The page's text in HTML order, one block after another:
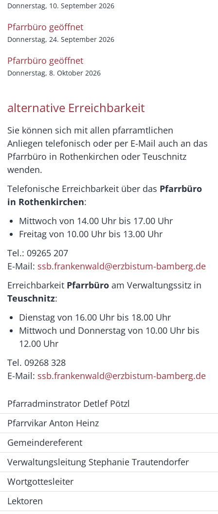
Donnerstag, 10. September 2026
Pfarrbüro geöffnet
Donnerstag, 24. September 2026
Pfarrbüro geöffnet
Donnerstag, 8. Oktober 2026
alternative Erreichbarkeit
Sie können sich mit allen pfarramtlichen
Anliegen telefonisch oder per E-Mail auch an das
Pfarrbüro in Rothenkirchen oder Teuschnitz
wenden.
Telefonische Erreichbarkeit über das Pfarrbüro
in Rothenkirchen:
Mittwoch von 14.00 Uhr bis 17.00 Uhr
Freitag von 10.00 Uhr bis 13.00 Uhr
Tel.: 09265 207
E-Mail: ssb.frankenwald@erzbistum-bamberg.de
Erreichbarkeit Pfarrbüro am Verwaltungssitz in
Teuschnitz:
Dienstag von 16.00 Uhr bis 18.00 Uhr
Mittwoch und Donnerstag von 10.00 Uhr bis
12.00 Uhr
Tel. 09268 328
E-Mail: ssb.frankenwald@erzbistum-bamberg.de
Pfarradminstrator Detlef Pötzl
Pfarrvikar Anton Heinz
Gemeindereferent
Verwaltungsleitung Stephanie Trautendorfer
Wortgottesleiter
Lektoren